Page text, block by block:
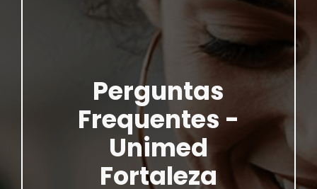
Perguntas
Frequentes -
Unimed
Fortaleza